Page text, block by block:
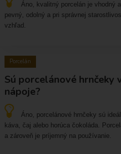
Áno, kvalitný porcelán je vhodný
pevný, odolný a pri správnej
vzhľad.
Porcelán
Sú porcelánové hrnčeky
nápoje?
Áno, porcelánové hrnčeky sú
káva, čaj alebo horúca čokoláda.
a zároveň je príjemný na používanie.